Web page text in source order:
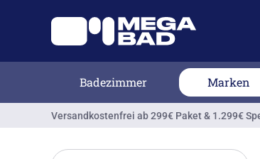
Badezimmer Marken
Versandkostenfrei ab 299€ Paket & 1.299€